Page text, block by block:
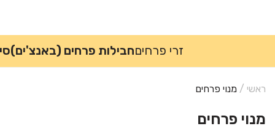
זרי פרחיםחבילות פרחים (באנצ'ים)
ראשי / מנוי פרחים
מנוי פרחים